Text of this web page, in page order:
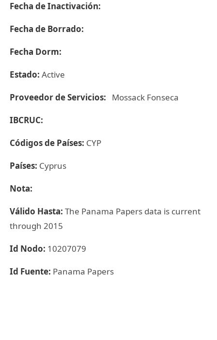
Fecha de Inactivación:
Fecha de Borrado:
Fecha Dorm:
Estado: Active
Proveedor de Servicios: Mossack Fonseca
IBCRUC:
Códigos de Países: CYP
Países: Cyprus
Nota:
Válido Hasta: The Panama Papers data is current
through 2015
Id Nodo: 10207079
Id Fuente: Panama Papers